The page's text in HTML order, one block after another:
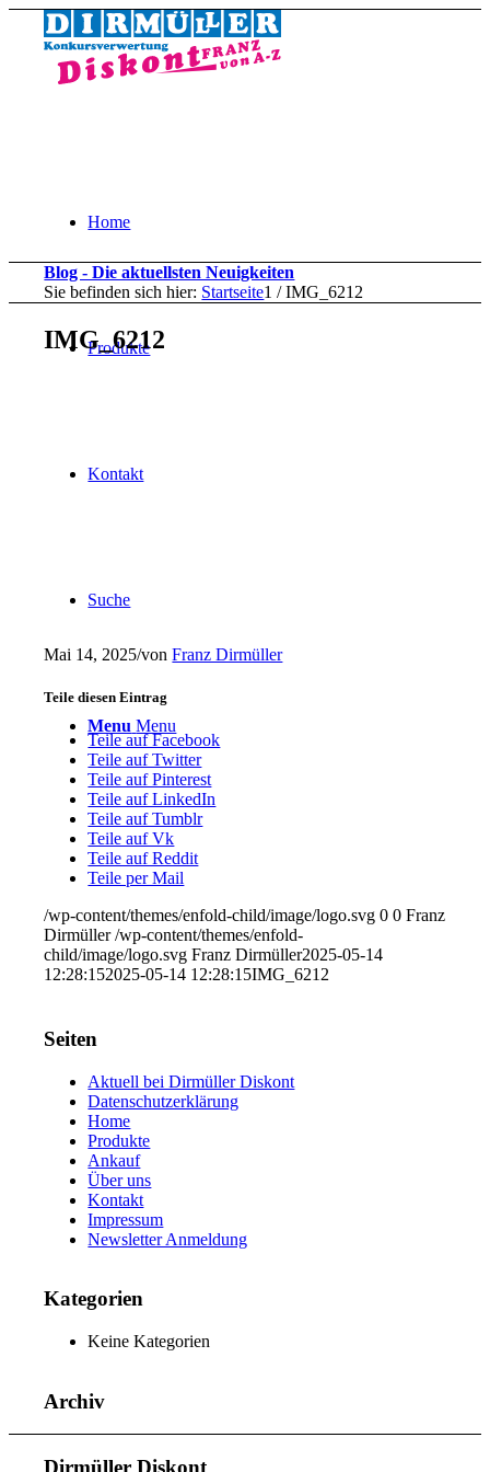
Home
Produkte
Kontakt
Suche
Menu Menu
Blog - Die aktuellsten Neuigkeiten
Sie befinden sich hier: Startseite1 / IMG_6212
IMG_6212
Mai 14, 2025/vonFranz Dirmüller
Teile diesen Eintrag
Teile auf Facebook
Teile auf Twitter
Teile auf Pinterest
Teile auf LinkedIn
Teile auf Tumblr
Teile auf Vk
Teile auf Reddit
Teile per Mail
/wp-content/themes/enfold-child/image/logo.svg 0 0 Franz
Dirmüller /wp-content/themes/enfold-
child/image/logo.svg Franz Dirmüller2025-05-14
12:28:152025-05-14 12:28:15IMG_6212
Seiten
Aktuell bei Dirmüller Diskont
Datenschutzerklärung
Home
Produkte
Ankauf
Über uns
Kontakt
Impressum
Newsletter Anmeldung
Kategorien
Keine Kategorien
Archiv
Dirmüller Diskont